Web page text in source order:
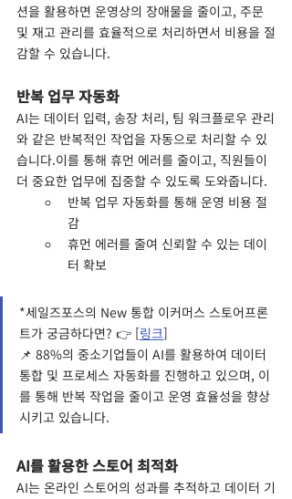
션을 활용하면 운영상의 장애물을 줄이고, 주문
및 재고 관리를 효율적으로 처리하면서 비용을 절
감할 수 있습니다.
반복 업무 자동화
AI는 데이터 입력, 송장 처리, 팀 워크플로우 관리
와 같은 반복적인 작업을 자동으로 처리할 수 있
습니다.이를 통해 휴먼 에러를 줄이고, 직원들이
더 중요한 업무에 집중할 수 있도록 도와줍니다.
반복 업무 자동화를 통해 운영 비용 절
감
휴먼 에러를 줄여 신뢰할 수 있는 데이
터 확보
*세일즈포스의 New 통합 이커머스 스토어프론
트가 궁금하다면? 👉 [링크]
📌 88%의 중소기업들이 AI를 활용하여 데이터
통합 및 프로세스 자동화를 진행하고 있으며, 이
를 통해 반복 작업을 줄이고 운영 효율성을 향상
시키고 있습니다.
AI를 활용한 스토어 최적화
AI는 온라인 스토어의 성과를 추적하고 데이터 기